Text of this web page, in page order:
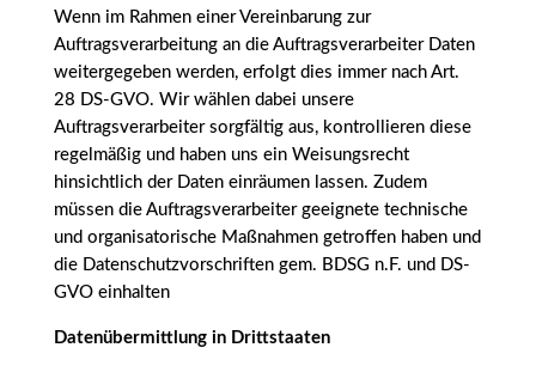
Wenn im Rahmen einer Vereinbarung zur
Auftragsverarbeitung an die Auftragsverarbeiter Daten
weitergegeben werden, erfolgt dies immer nach Art.
28 DS-GVO. Wir wählen dabei unsere
Auftragsverarbeiter sorgfältig aus, kontrollieren diese
regelmäßig und haben uns ein Weisungsrecht
hinsichtlich der Daten einräumen lassen. Zudem
müssen die Auftragsverarbeiter geeignete technische
und organisatorische Maßnahmen getroffen haben und
die Datenschutzvorschriften gem. BDSG n.F. und DS-
GVO einhalten
Datenübermittlung in Drittstaaten